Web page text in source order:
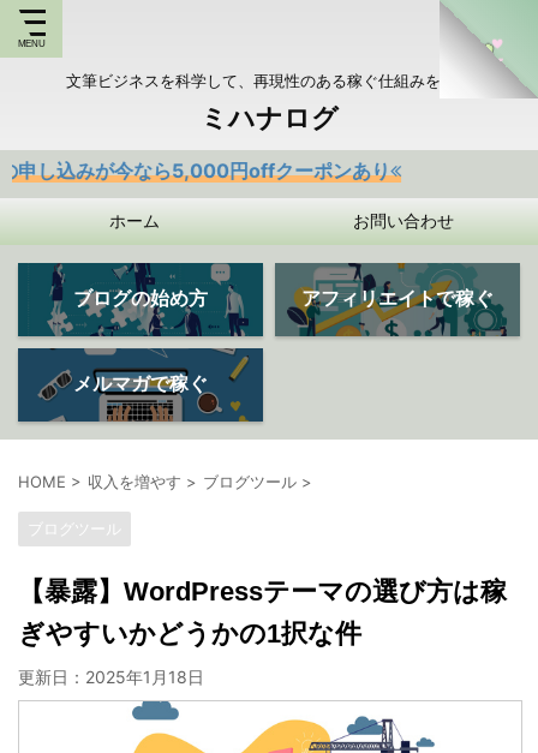
文筆ビジネスを科学して、再現性のある稼ぐ仕組みを持つ
ミハナログ
今なら5,000円offクーポンあり
ホーム お問い合わせ
ブログの始め方 アフィリエイトで稼ぐ
メルマガで稼ぐ
HOME > 収入を増やす > ブログツール >
ブログツール
【暴露】WordPressテーマの選び方は稼
ぎやすいかどうかの1択な件
更新日： 2025年1月18日